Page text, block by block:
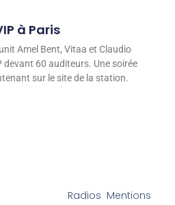
à Paris
Amel Bent, Vitaa et Claudio
devant 60 auditeurs. Une soirée
sur le site de la station.
Radios Mentions